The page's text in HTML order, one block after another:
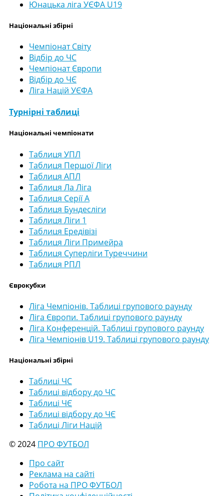
Юнацька ліга УЄФА U19
Національні збірні
Чемпіонат Світу
Відбір до ЧС
Чемпіонат Європи
Відбір до ЧЄ
Ліга Націй УЄФА
Турнірні таблиці
Національні чемпіонати
Таблиця УПЛ
Таблиця Першої Ліги
Таблиця АПЛ
Таблиця Ла Ліга
Таблиця Серії А
Таблиця Бундесліги
Таблиця Ліги 1
Таблиця Ередівізі
Таблиця Ліги Примейра
Таблиця Суперліги Туреччини
Таблиця РПЛ
Єврокубки
Ліга Чемпіонів. Таблиці групового раунду
Ліга Європи. Таблиці групового раунду
Ліга Конференцій. Таблиці групового раунду
Ліга Чемпіонів U19. Таблиці групового раунду
Національні збірні
Таблиці ЧС
Таблиці відбору до ЧС
Таблиці ЧЄ
Таблиці відбору до ЧЄ
Таблиці Ліги Націй
© 2024 ПРО ФУТБОЛ
Про сайт
Реклама на сайті
Робота на ПРО ФУТБОЛ